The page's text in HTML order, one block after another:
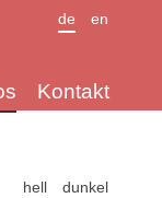
Kontakt
de en
hell dunkel